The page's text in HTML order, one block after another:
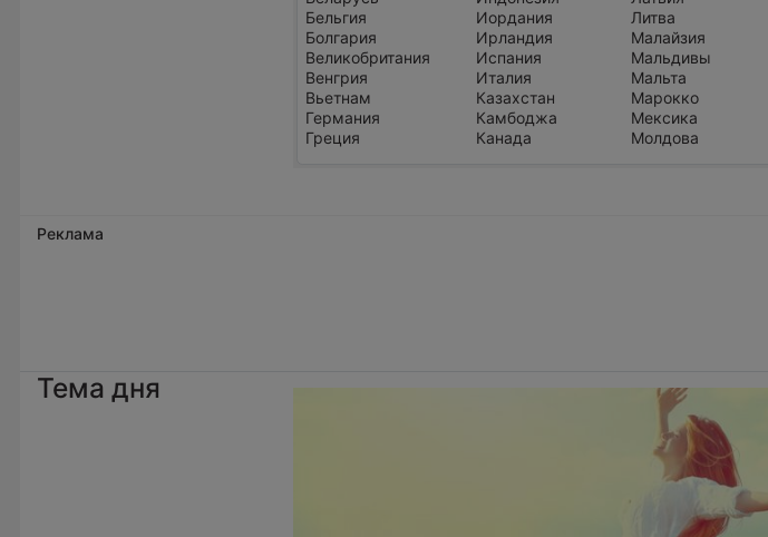
Бельгия
Болгария
Великобритания
Венгрия
Вьетнам
Германия
Греция
Иордания
Ирландия
Испания
Италия
Казахстан
Камбоджа
Канада
Литва
Малайзия
Мальдивы
Мальта
Марокко
Мексика
Молдова
Реклама
Тема дня